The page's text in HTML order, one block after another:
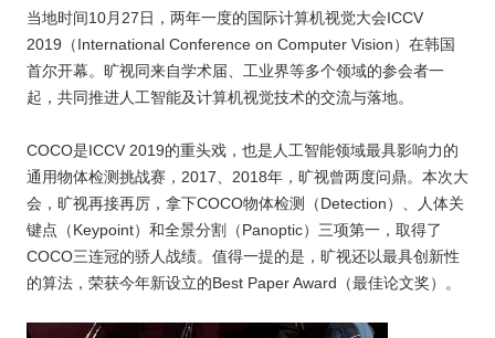
当地时间10月27日，两年一度的国际计算机视觉大会ICCV
2019（International Conference on Computer Vision）在韩国
首尔开幕。旷视同来自学术届、工业界等多个领域的参会者一
起，共同推进人工智能及计算机视觉技术的交流与落地。
COCO是ICCV 2019的重头戏，也是人工智能领域最具影响力的
通用物体检测挑战赛，2017、2018年，旷视曾两度问鼎。本次大
会，旷视再接再厉，拿下COCO物体检测（Detection）、人体关
键点（Keypoint）和全景分割（Panoptic）三项第一，取得了
COCO三连冠的骄人战绩。值得一提的是，旷视还以最具创新性
的算法，荣获今年新设立的Best Paper Award（最佳论文奖）。